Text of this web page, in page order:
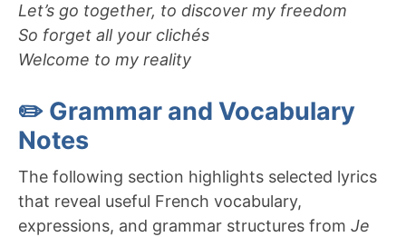
Let’s go together, to discover my freedom
So forget all your clichés
Welcome to my reality
✏️ Grammar and Vocabulary
Notes
The following section highlights selected lyrics
that reveal useful French vocabulary,
expressions, and grammar structures from Je